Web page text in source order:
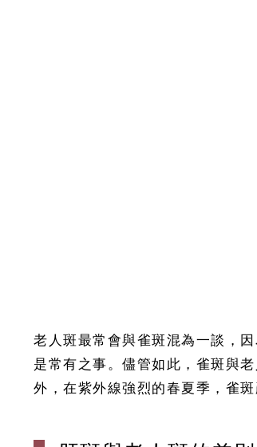
老人斑最常會與雀斑混為一談，
是常有之事。儘管如此，雀斑與